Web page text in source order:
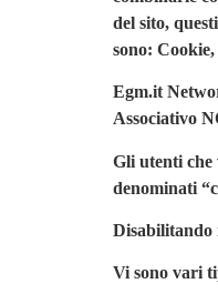
del sito,
sono:
Egm.it
Associativo
Gli utenti che
denominati
Disabilitando
Vi sono vari